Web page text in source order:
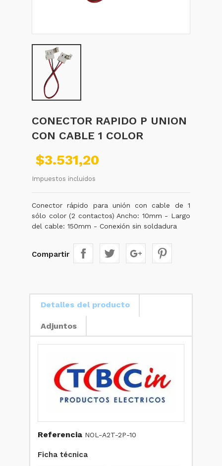
CONECTOR RAPIDO P UNION
CON CABLE 1 COLOR
$3.531,20
Impuestos incluidos
Conector rápido para unión con cable de 1
sólo color (2 contactos) Ancho: 10mm - Largo
del cable: 150mm - Conexión sin soldadura
Compartir
Detalles del producto
Adjuntos
Referencia NOL-A2T-2P-10
Ficha técnica